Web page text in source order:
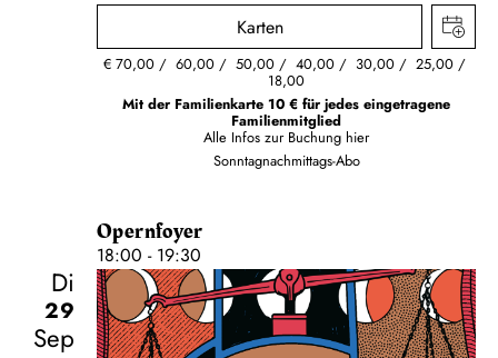
Karten
€ 70,00 60,00 50,00 40,00 30,00 25,00
18,00
Mit der Familienkarte 10 € für jedes eingetragene
Familienmitglied
Alle Infos zur Buchung hier
Sonntagnachmittags-Abo
Opernfoyer
18:00 - 19:30
Di
29
Sep